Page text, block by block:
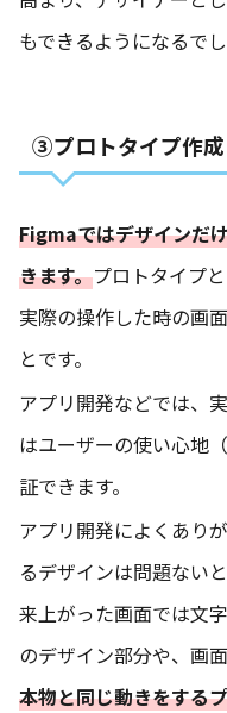
もできるようになるでし
③プロトタイプ作成
Figmaではデザインだ
きます。プロトタイプ
実際の操作した時の画
とです。
アプリ開発などでは、
はユーザーの使い心地
証できます。
アプリ開発によくあり
るデザインは問題ない
来上がった画面では文
のデザイン部分や、画
本物と同じ動きをする